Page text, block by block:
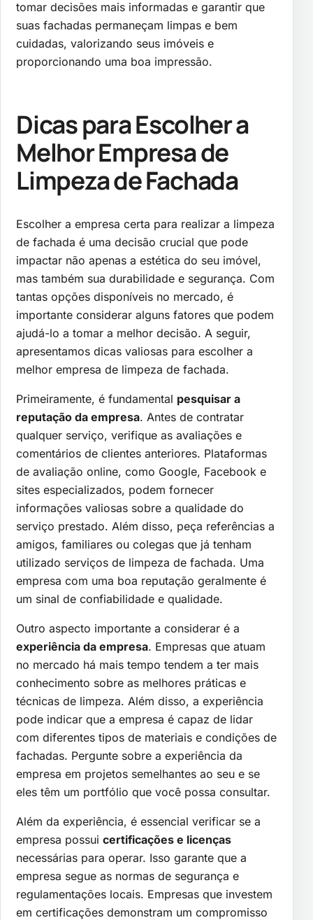
tomar decisões mais informadas e garantir que
suas fachadas permaneçam limpas e bem
cuidadas, valorizando seus imóveis e
proporcionando uma boa impressão.
Dicas para Escolher a
Melhor Empresa de
Limpeza de Fachada
Escolher a empresa certa para realizar a limpeza
de fachada é uma decisão crucial que pode
impactar não apenas a estética do seu imóvel,
mas também sua durabilidade e segurança. Com
tantas opções disponíveis no mercado, é
importante considerar alguns fatores que podem
ajudá-lo a tomar a melhor decisão. A seguir,
apresentamos dicas valiosas para escolher a
melhor empresa de limpeza de fachada.
Primeiramente, é fundamental pesquisar a
reputação da empresa. Antes de contratar
qualquer serviço, verifique as avaliações e
comentários de clientes anteriores. Plataformas
de avaliação online, como Google, Facebook e
sites especializados, podem fornecer
informações valiosas sobre a qualidade do
serviço prestado. Além disso, peça referências a
amigos, familiares ou colegas que já tenham
utilizado serviços de limpeza de fachada. Uma
empresa com uma boa reputação geralmente é
um sinal de confiabilidade e qualidade.
Outro aspecto importante a considerar é a
experiência da empresa. Empresas que atuam
no mercado há mais tempo tendem a ter mais
conhecimento sobre as melhores práticas e
técnicas de limpeza. Além disso, a experiência
pode indicar que a empresa é capaz de lidar
com diferentes tipos de materiais e condições de
fachadas. Pergunte sobre a experiência da
empresa em projetos semelhantes ao seu e se
eles têm um portfólio que você possa consultar.
Além da experiência, é essencial verificar se a
empresa possui certificações e licenças
necessárias para operar. Isso garante que a
empresa segue as normas de segurança e
regulamentações locais. Empresas que investem
em certificações demonstram um compromisso